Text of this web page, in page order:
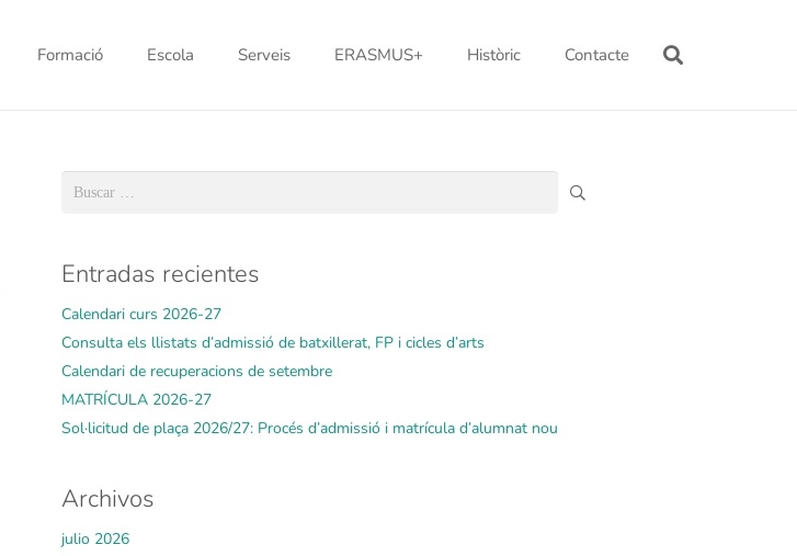
Formació Escola Serveis ERASMUS+ Històric Contacte
Buscar:
Entradas recientes
Calendari curs 2026-27
Consulta els llistats d’admissió de batxillerat, FP i cicles d’arts
Calendari de recuperacions de setembre
MATRÍCULA 2026-27
Sol·licitud de plaça 2026/27: Procés d’admissió i matrícula d’alumnat nou
Archivos
julio 2026